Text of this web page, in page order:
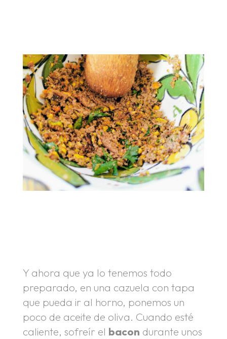
Y ahora que ya lo tenemos todo
preparado, en una cazuela con tapa
que pueda ir al horno, ponemos un
poco de aceite de oliva. Cuando esté
caliente, sofreír el bacon durante unos